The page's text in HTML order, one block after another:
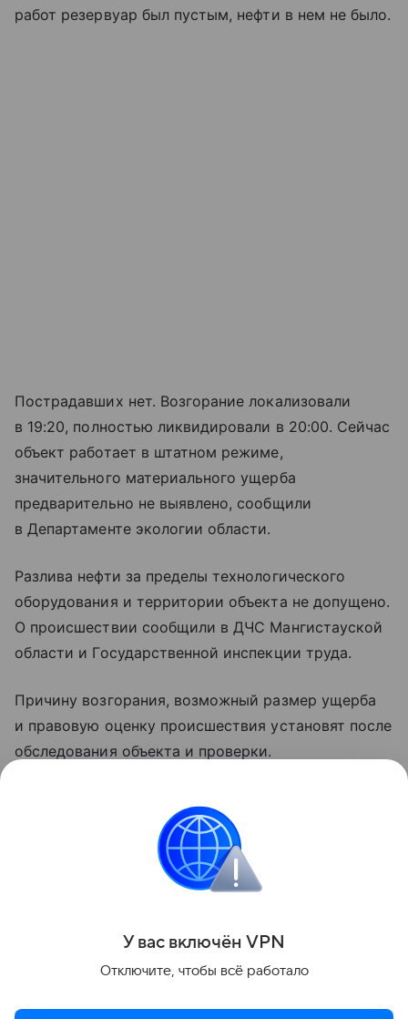
работ резервуар был пустым, нефти в нем не было.
Пострадавших нет. Возгорание локализовали
в 19:20, полностью ликвидировали в 20:00. Сейчас
объект работает в штатном режиме,
значительного материального ущерба
предварительно не выявлено, сообщили
в Департаменте экологии области.
Разлива нефти за пределы технологического
оборудования и территории объекта не допущено.
О происшествии сообщили в ДЧС Мангистауской
области и Государственной инспекции труда.
Причину возгорания, возможный размер ущерба
и правовую оценку происшествия установят после
обследования объекта и проверки.
сразу в двух регионах Казахстана.
Поделиться
У вас включён VPN
Отключите, чтобы всё работало